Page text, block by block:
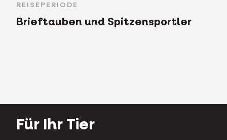
REISEPERIODE
Brieftauben und Spitzensportler
Für Ihr Tier